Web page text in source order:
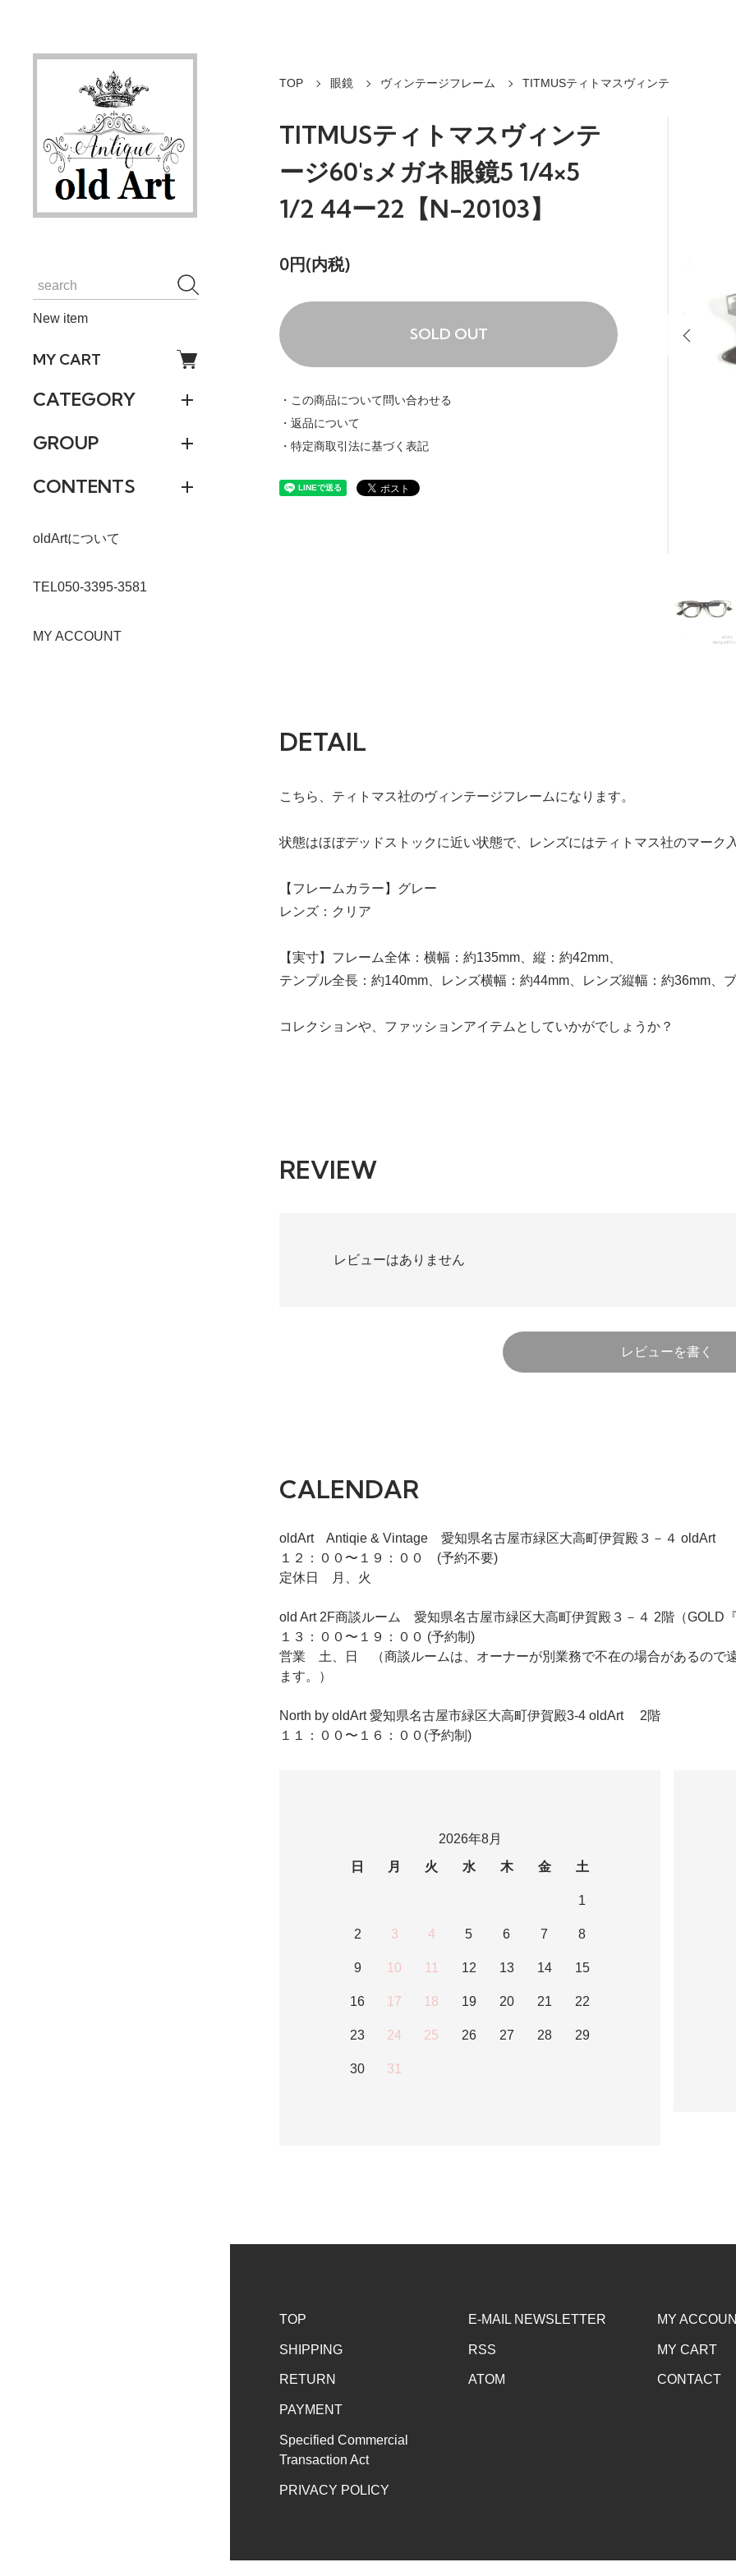
New item
MY CART
CATEGORY
GROUP
CONTENTS
oldArtについて
TEL050-3395-3581
MY ACCOUNT
TOP 眼鏡 ヴィンテージフレーム TITMUSティトマスヴィンテ
TITMUSティトマスヴィンテ
ージ60'sメガネ眼鏡5 1/4×5
1/2 44ー22【N-20103】
0円(内税)
SOLD OUT
・この商品について問い合わせる
・返品について
・特定商取引法に基づく表記
DETAIL
こちら、ティトマス社のヴィンテージフレームになります。
状態はほぼデッドストックに近い状態で、レンズにはティトマス社のマーク
【フレームカラー】グレー
レンズ：クリア
【実寸】フレーム全体：横幅：約135mm、縦：約42mm、
テンプル全長：約140mm、レンズ横幅：約44mm、レンズ縦幅：約36mm、
コレクションや、ファッションアイテムとしていかがでしょうか？
REVIEW
レビューはありません
レビューを書く
CALENDAR
oldArt Antiqie & Vintage 愛知県名古屋市緑区大高町伊賀殿３－４ oldArt
１２：００〜１９：００ (予約不要)
定休日 月、火
old Art 2F商談ルーム 愛知県名古屋市緑区大高町伊賀殿３－４ 2階（GOLD
１３：００〜１９：００ (予約制)
営業 土、日 （商談ルームは、オーナーが別業務で不在の場合があるので
ます。）
North by oldArt 愛知県名古屋市緑区大高町伊賀殿3-4 oldArt 2階
１１：００〜１６：００(予約制)
2026年8月
日
月 火 水 木 金 土
1
2 3 4 5 6 7 8
9 10 11 12 13 14 15
16 17 18 19 20 21 22
23 24 25 26 27 28 29
30 31
TOP
SHIPPING
RETURN
PAYMENT
Specified Commercial
Transaction Act
PRIVACY POLICY
E-MAIL NEWSLETTER
RSS
ATOM
MY
MY CART
CONTACT